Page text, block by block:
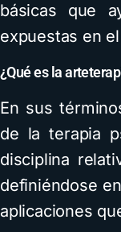
básicas que
expuestas en
¿Qué es la
En sus
de la terapia
disciplina
definiéndose
aplicaciones